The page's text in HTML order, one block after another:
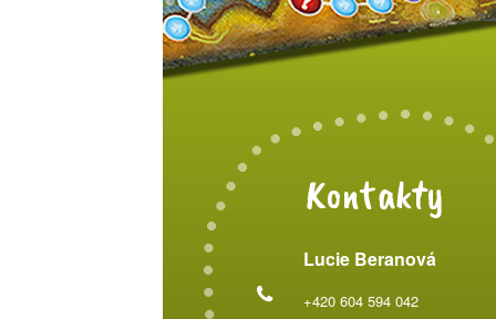
Kontakty
Lucie Beranová
+420 604 594 042